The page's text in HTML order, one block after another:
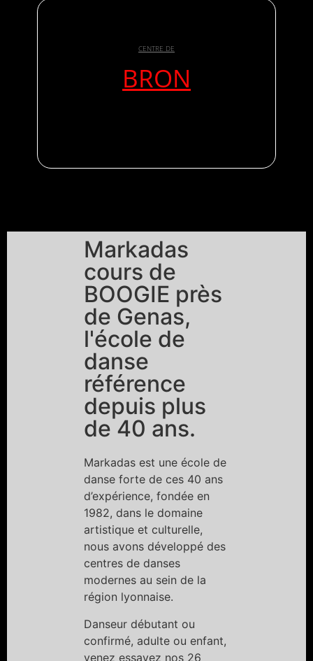
CENTRE DE
BRON
Markadas
cours de
BOOGIE près
de Genas,
l'école de
danse
référence
depuis plus
de 40 ans.
Markadas est une école de
danse forte de ces 40 ans
d’expérience, fondée en
1982, dans le domaine
artistique et culturelle,
nous avons développé des
centres de danses
modernes au sein de la
région lyonnaise.
Danseur débutant ou
confirmé, adulte ou enfant,
venez essayez nos 26